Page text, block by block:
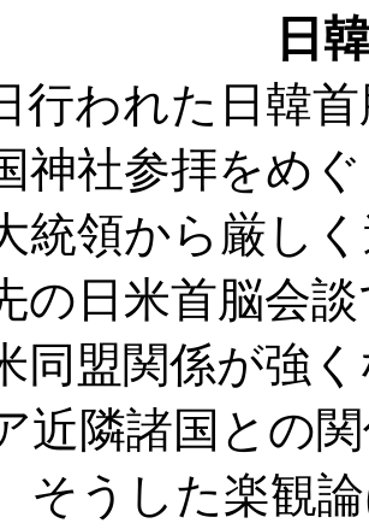
日
われた日韓首
神社参拝をめ
統領から厳し
の日米首脳会
同盟関係が強
近隣諸国との
そうした楽観